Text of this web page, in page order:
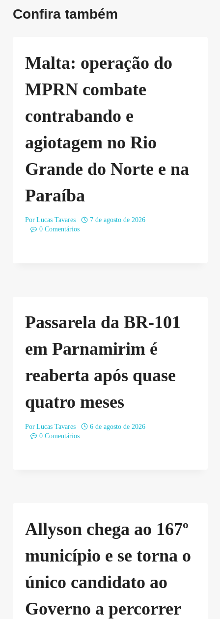
Confira também
Malta: operação do
MPRN combate
contrabando e
agiotagem no Rio
Grande do Norte e na
Paraíba
Por Lucas Tavares
7 de agosto de 2026
0 Comentários
Passarela da BR-101
em Parnamirim é
reaberta após quase
quatro meses
Por Lucas Tavares
6 de agosto de 2026
0 Comentários
Allyson chega ao 167º
município e se torna o
único candidato ao
Governo a percorrer